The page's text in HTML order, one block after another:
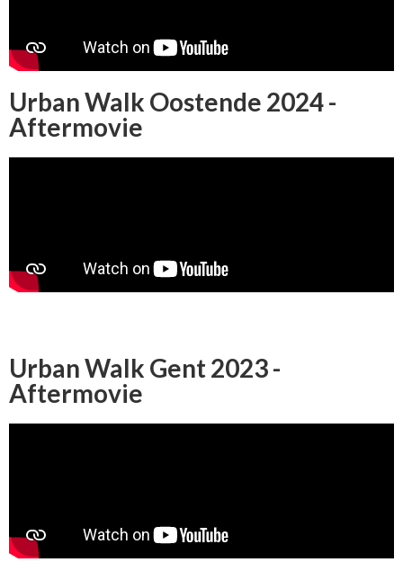
Urban Walk Oostende 2024 -
Aftermovie
Urban Walk Gent 2023 -
Aftermovie